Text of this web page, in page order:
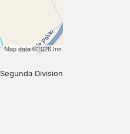
Segunda Division